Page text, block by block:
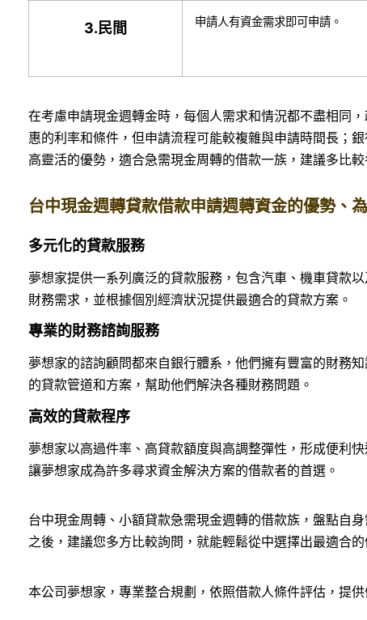
3. 民間 申請人有資金需求即可申請。
在考慮申請現金週轉金時，每個人需求和情況都不盡相同
惠的利率和條件，但申請流程可能較複雜與申請時間長；
高靈活的優勢，適合急需現金周轉的借款一族，建議多比
台中現金週轉貸款借款申請週轉資金的優勢、
多元化的貸款服務
夢想家提供一系列廣泛的貸款服務，包含汽車、機車貸款
財務需求，並根據個別經濟狀況提供最適合的貸款方案。
專業的財務諮詢服務
夢想家的諮詢顧問都來自銀行體系，他們擁有豐富的財務
的貸款管道和方案，幫助他們解決各種財務問題。
高效的貸款程序
夢想家以高過件率、高貸款額度與高調整彈性，形成便利
讓夢想家成為許多尋求資金解決方案的借款者的首選。
台中現金周轉、小額貸款急需現金週轉的借款族，盤點自
之後，建議您多方比較詢問，就能輕鬆從中選擇出最適合
本公司夢想家，專業整合規劃，依照借款人條件評估，提